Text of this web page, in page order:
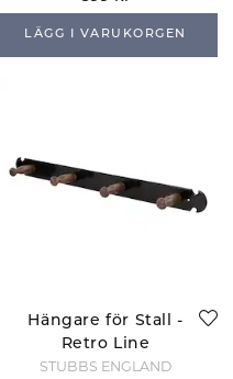
LÄGG I VARUKORGEN
Hängare för Stall -
Retro Line
STUBBS ENGLAND